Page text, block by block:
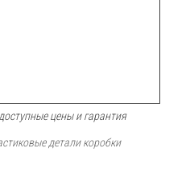
цены и гарантия
детали коробки